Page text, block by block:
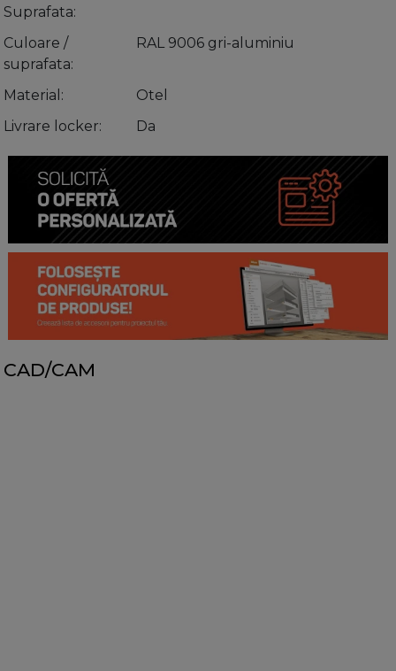
Suprafata
Culoare /
suprafata
RAL 9006 gri-aluminiu
Material
Otel
Livrare locker
Da
CAD/CAM